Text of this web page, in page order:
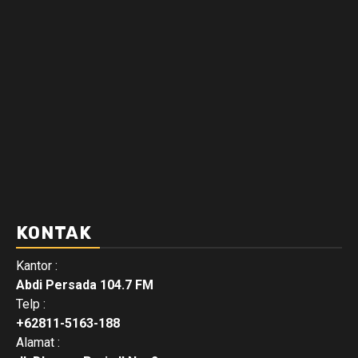
KONTAK
Kantor :
Abdi Persada 104.7 FM
Telp :
+62811-5163-188
Alamat :